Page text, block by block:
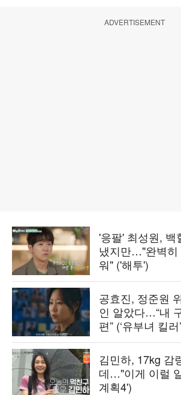
ADVERTISEMENT
'응팔' 최성원, 백
냈지만…"완벽히
워" ('해투')
공효진, 정준원
인 알았다…“내
편” (‘유부녀 킬러
김민하, 17kg 감
데…"이게 이럴
계획4')